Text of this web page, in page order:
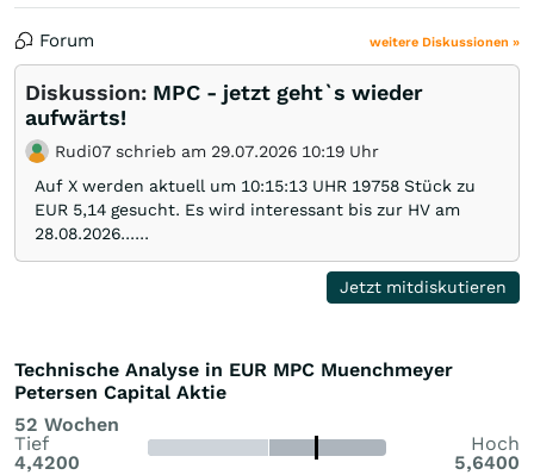
Forum weitere Diskussionen »
Diskussion: MPC - jetzt geht`s wieder
aufwärts!
Rudi07 schrieb am 29.07.2026 10:19 Uhr
Auf X werden aktuell um 10:15:13 UHR 19758 Stück zu
EUR 5,14 gesucht. Es wird interessant bis zur HV am
28.08.2026......
Jetzt mitdiskutieren
Technische Analyse in EUR MPC Muenchmeyer
Petersen Capital Aktie
52 Wochen
Tief
4,4200
Hoch
5,6400